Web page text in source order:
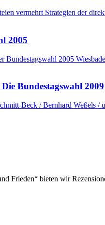
vermehrt Strategien der
2005
Bundestagswahl 2005
Bundestagswahl 2009
Beck / Bernhard Weßels
Frieden“ bieten wir